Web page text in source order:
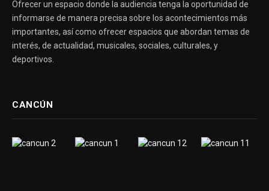
Ofrecer un espacio donde la audiencia tenga la oportunidad de
informarse de manera precisa sobre los acontecimientos más
importantes, así como ofrecer espacios que abordan temas de
interés, de actualidad, musicales, sociales, culturales, y
deportivos.
CANCÚN